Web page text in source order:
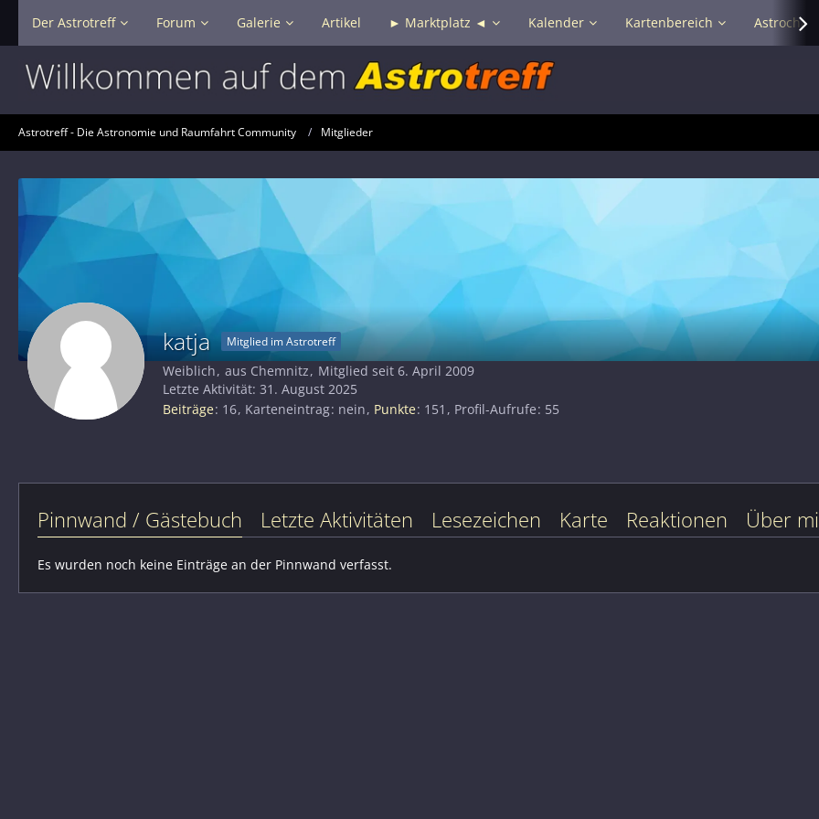
Der Astrotreff Forum Galerie Artikel ► Marktplatz ◄ Kalender Kartenbereich Astrochat
Astrotreff - Die Astronomie und Raumfahrt Community Mitglieder
katja Mitglied im Astrotreff
Weiblich aus Chemnitz
Mitglied seit 6. April 2009
Letzte Aktivität: 31. August 2025
Beiträge 16 Karteneintrag nein Punkte 151 Profil-Aufrufe 55
Pinnwand / Gästebuch Letzte Aktivitäten Lesezeichen Karte Reaktionen Über
Es wurden noch keine Einträge an der Pinnwand verfasst.